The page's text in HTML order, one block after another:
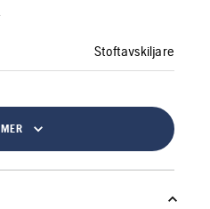
Stoftavskiljare